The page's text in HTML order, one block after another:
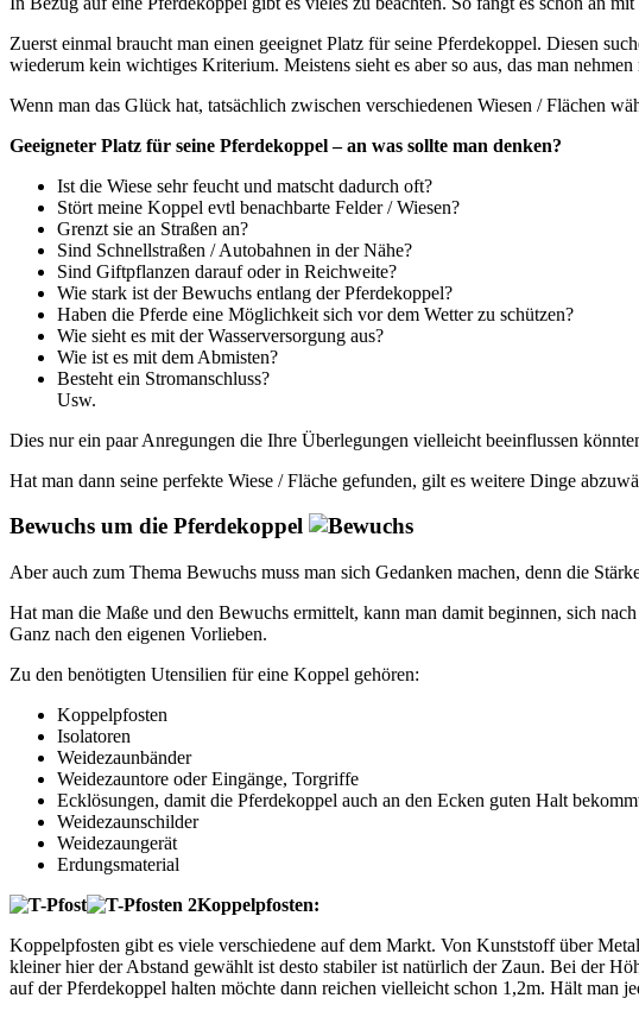
Zuerst einmal braucht man einen geeignet Platz für seine Pferdekoppel. Diesen
wiederum kein wichtiges Kriterium. Meistens sieht es aber so aus, das man
Wenn man das Glück hat, tatsächlich zwischen verschiedenen Wiesen / Flächen
Geeigneter Platz für seine Pferdekoppel – an was sollte man denken?
Ist die Wiese sehr feucht und matscht dadurch oft?
Stört meine Koppel evtl benachbarte Felder / Wiesen?
Grenzt sie an Straßen an?
Sind Schnellstraßen / Autobahnen in der Nähe?
Sind Giftpflanzen darauf oder in Reichweite?
Wie stark ist der Bewuchs entlang der Pferdekoppel?
Haben die Pferde eine Möglichkeit sich vor dem Wetter zu schützen?
Wie sieht es mit der Wasserversorgung aus?
Wie ist es mit dem Abmisten?
Besteht ein Stromanschluss?
Usw.
Dies nur ein paar Anregungen die Ihre Überlegungen vielleicht beeinflussen
Hat man dann seine perfekte Wiese / Fläche gefunden, gilt es weitere Dinge
Bewuchs um die Pferdekoppel
Aber auch zum Thema Bewuchs muss man sich Gedanken machen, denn die
Hat man die Maße und den Bewuchs ermittelt, kann man damit beginnen, sich
Ganz nach den eigenen Vorlieben.
Zu den benötigten Utensilien für eine Koppel gehören:
Koppelpfosten
Isolatoren
Weidezaunbänder
Weidezauntore oder Eingänge, Torgriffe
Ecklösungen, damit die Pferdekoppel auch an den Ecken guten Halt
Weidezaunschilder
Weidezaungerät
Erdungsmaterial
Koppelpfosten:
Koppelpfosten gibt es viele verschiedene auf dem Markt. Von Kunststoff über
kleiner hier der Abstand gewählt ist desto stabiler ist natürlich der Zaun. Bei der
auf der Pferdekoppel halten möchte dann reichen vielleicht schon 1,2m. Hält man